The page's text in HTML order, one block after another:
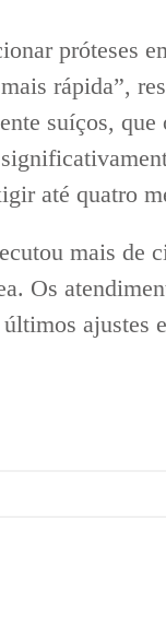
próteses
rápida”,
suíços,
até quatro
mais de
Os
ajustes